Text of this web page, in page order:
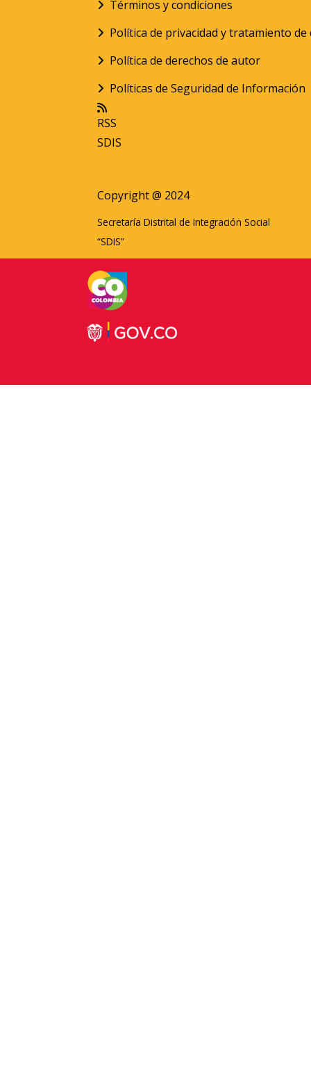
Términos y condiciones
Política de privacidad y tratamiento
Política de derechos de autor
Políticas de Seguridad de Información
RSS
SDIS
Copyright @ 2024
Secretaría Distrital de Integración Social
“SDIS”